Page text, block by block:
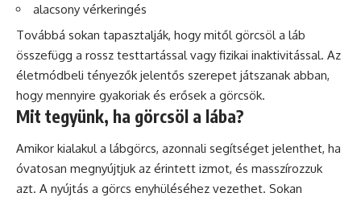
alacsony vérkeringés
Továbbá sokan tapasztalják, hogy mitől görcsöl a láb
összefügg a rossz testtartással vagy fizikai inaktivitással. Az
életmódbeli tényezők jelentős szerepet játszanak abban,
hogy mennyire gyakoriak és erősek a görcsök.
Mit tegyünk, ha görcsöl a lába?
Amikor kialakul a lábgörcs, azonnali segítséget jelenthet, ha
óvatosan megnyújtjuk az érintett izmot, és masszírozzuk
azt. A nyújtás a görcs enyhüléséhez vezethet. Sokan